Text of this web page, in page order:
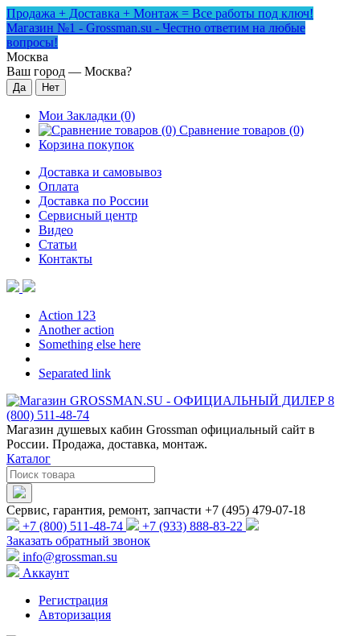
Продажа + Доставка + Монтаж = Все работы под ключ!
Магазин №1 - Grossman.su - Честно ответим на любые
вопросы!
Москва
Ваш город — Москва?
Мои Закладки (0)
Сравнение товаров (0)
Корзина покупок
Доставка и самовывоз
Оплата
Доставка по России
Сервисный центр
Видео
Статьи
Контакты
Action 123
Another action
Something else here
Separated link
Магазин душевых кабин Grossman официальный сайт в
России. Продажа, доставка, монтаж.
Каталог
Сервис, гарантия, ремонт, запчасти +7 (495) 479-07-18
+7 (800) 511-48-74
+7 (933) 888-83-22
Заказать обратный звонок
info@grossman.su
Аккаунт
Регистрация
Авторизация